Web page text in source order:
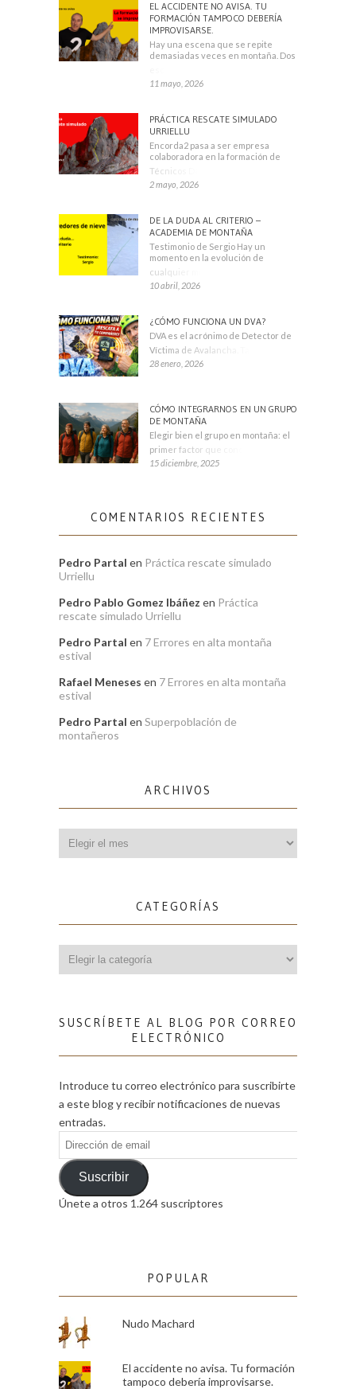
EL ACCIDENTE NO AVISA. TU
FORMACIÓN TAMPOCO DEBERÍA
IMPROVISARSE.
Hay una escena que se repite
demasiadas veces en montaña. Dos
11 mayo, 2026
PRÁCTICA RESCATE SIMULADO
URRIELLU
Encorda2 pasa a ser empresa
colaboradora en la formación de
Técnicos Deportivos
2 mayo, 2026
DE LA DUDA AL CRITERIO –
ACADEMIA DE MONTAÑA
Testimonio de Sergio Hay un
momento en la evolución de
cualquier montañero
10 abril, 2026
¿CÓMO FUNCIONA UN DVA?
DVA es el acrónimo de Detector de
Víctima de Avalancha. También se
28 enero, 2026
CÓMO INTEGRARNOS EN UN GRUPO
DE MONTAÑA
Elegir bien el grupo en montaña: el
primer factor que condiciona tu
15 diciembre, 2025
COMENTARIOS RECIENTES
Pedro Partal en Práctica rescate simulado
Urriellu
Pedro Pablo Gomez Ibáñez en Práctica
rescate simulado Urriellu
Pedro Partal en 7 Errores en alta montaña
estival
Rafael Meneses en 7 Errores en alta montaña
estival
Pedro Partal en Superpoblación de
montañeros
ARCHIVOS
CATEGORÍAS
SUSCRÍBETE AL BLOG POR CORREO
ELECTRÓNICO
Introduce tu correo electrónico para suscribirte
a este blog y recibir notificaciones de nuevas
entradas.
Dirección
de
emailSuscribir
Únete a otros 1.264 suscriptores
POPULAR
Nudo Machard
El accidente no avisa. Tu formación
tampoco debería improvisarse.